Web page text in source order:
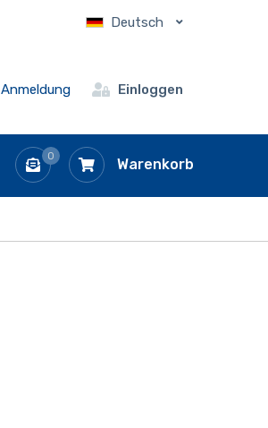
Deutsch
Anmeldung Einloggen
0 Warenkorb